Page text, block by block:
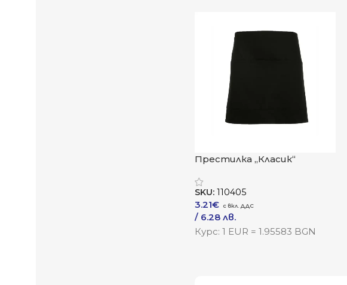
Престилка „Класик“
SKU: 110405
3.21€
/ 6.28 лв.
Към Продукта
Курс: 1 EUR = 1.95583 BGN